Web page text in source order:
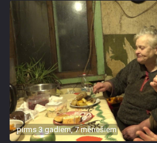
pirms 3 gadiem, 7 mēnešiem